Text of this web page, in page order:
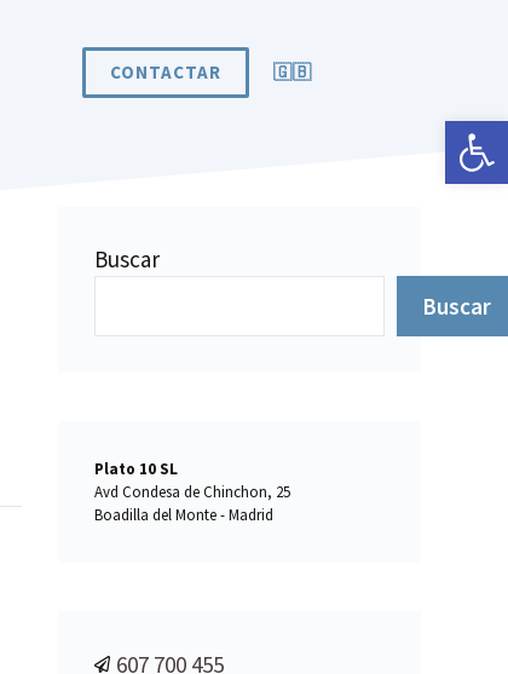
Abrir
CONTACTAR 🇬🇧
Buscar
Buscar
Plato 10 SL
Avd Condesa de Chinchon, 25
Boadilla del Monte - Madrid
607 700 455